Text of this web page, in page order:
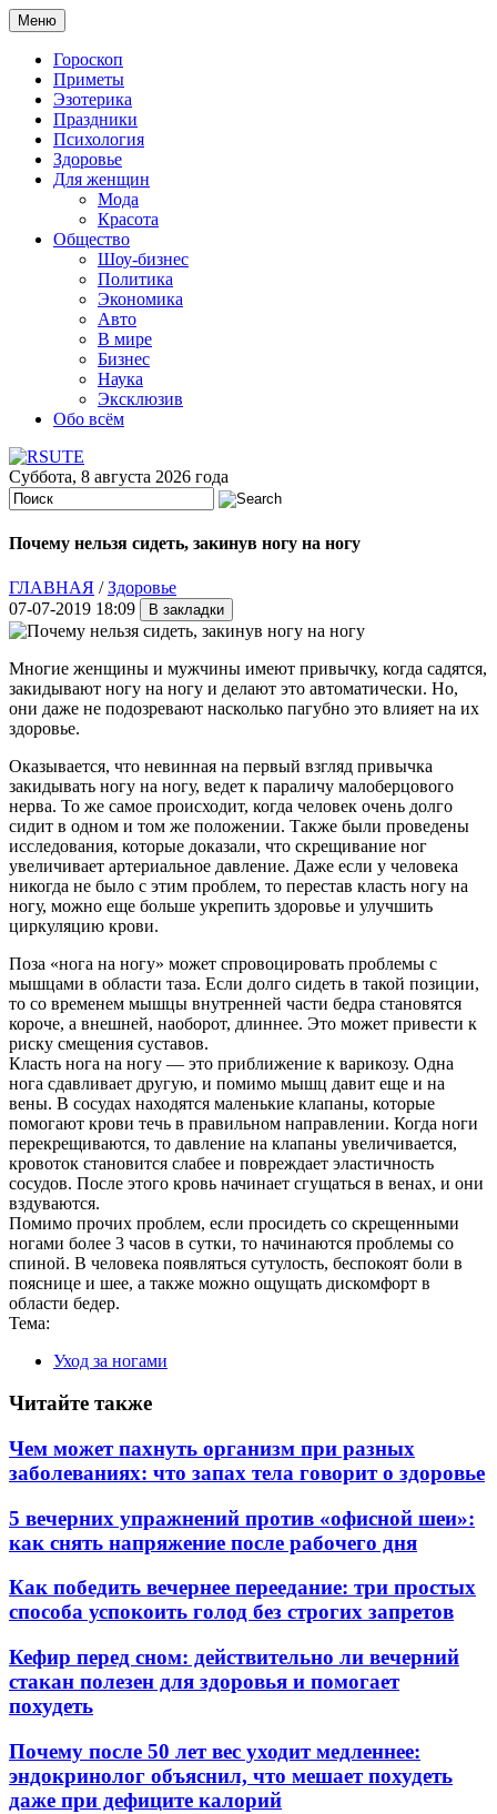
Меню
Гороскоп
Приметы
Эзотерика
Праздники
Психология
Здоровье
Для женщин
Мода
Красота
Общество
Шоу-бизнес
Политика
Экономика
Авто
В мире
Бизнес
Наука
Эксклюзив
Обо всём
Суббота, 8 августа 2026 года
Почему нельзя сидеть, закинув ногу на ногу
ГЛАВНАЯ /Здоровье
07-07-2019 18:09
Многие женщины и мужчины имеют привычку, когда садятся,
закидывают ногу на ногу и делают это автоматически. Но,
они даже не подозревают насколько пагубно это влияет на их
здоровье.
Оказывается, что невинная на первый взгляд привычка
закидывать ногу на ногу, ведет к параличу малоберцового
нерва. То же самое происходит, когда человек очень долго
сидит в одном и том же положении. Также были проведены
исследования, которые доказали, что скрещивание ног
увеличивает артериальное давление. Даже если у человека
никогда не было с этим проблем, то перестав класть ногу на
ногу, можно еще больше укрепить здоровье и улучшить
циркуляцию крови.
Поза «нога на ногу» может спровоцировать проблемы с
мышцами в области таза. Если долго сидеть в такой позиции,
то со временем мышцы внутренней части бедра становятся
короче, а внешней, наоборот, длиннее. Это может привести к
риску смещения суставов.
Класть нога на ногу — это приближение к варикозу. Одна
нога сдавливает другую, и помимо мышц давит еще и на
вены. В сосудах находятся маленькие клапаны, которые
помогают крови течь в правильном направлении. Когда ноги
перекрещиваются, то давление на клапаны увеличивается,
кровоток становится слабее и повреждает эластичность
сосудов. После этого кровь начинает сгущаться в венах, и они
вздуваются.
Помимо прочих проблем, если просидеть со скрещенными
ногами более 3 часов в сутки, то начинаются проблемы со
спиной. В человека появляться сутулость, беспокоят боли в
пояснице и шее, а также можно ощущать дискомфорт в
области бедер.
Тема:
Уход за ногами
Читайте также
Чем может пахнуть организм при разных
заболеваниях: что запах тела говорит о здоровье
5 вечерних упражнений против «офисной шеи»:
как снять напряжение после рабочего дня
Как победить вечернее переедание: три простых
способа успокоить голод без строгих запретов
Кефир перед сном: действительно ли вечерний
стакан полезен для здоровья и помогает
похудеть
Почему после 50 лет вес уходит медленнее:
эндокринолог объяснил, что мешает похудеть
даже при дефиците калорий